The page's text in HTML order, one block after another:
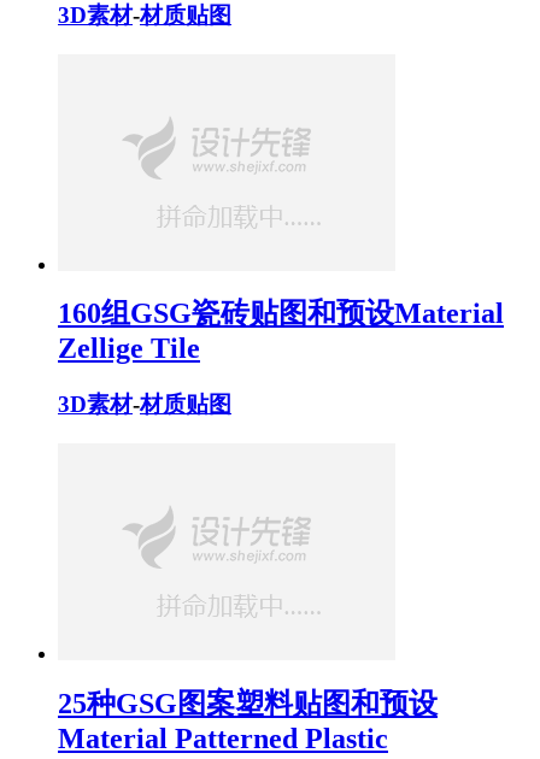
3D素材-材质贴图
160组GSG瓷砖贴图和预设Material
Zellige Tile
3D素材-材质贴图
25种GSG图案塑料贴图和预设
Material Patterned Plastic